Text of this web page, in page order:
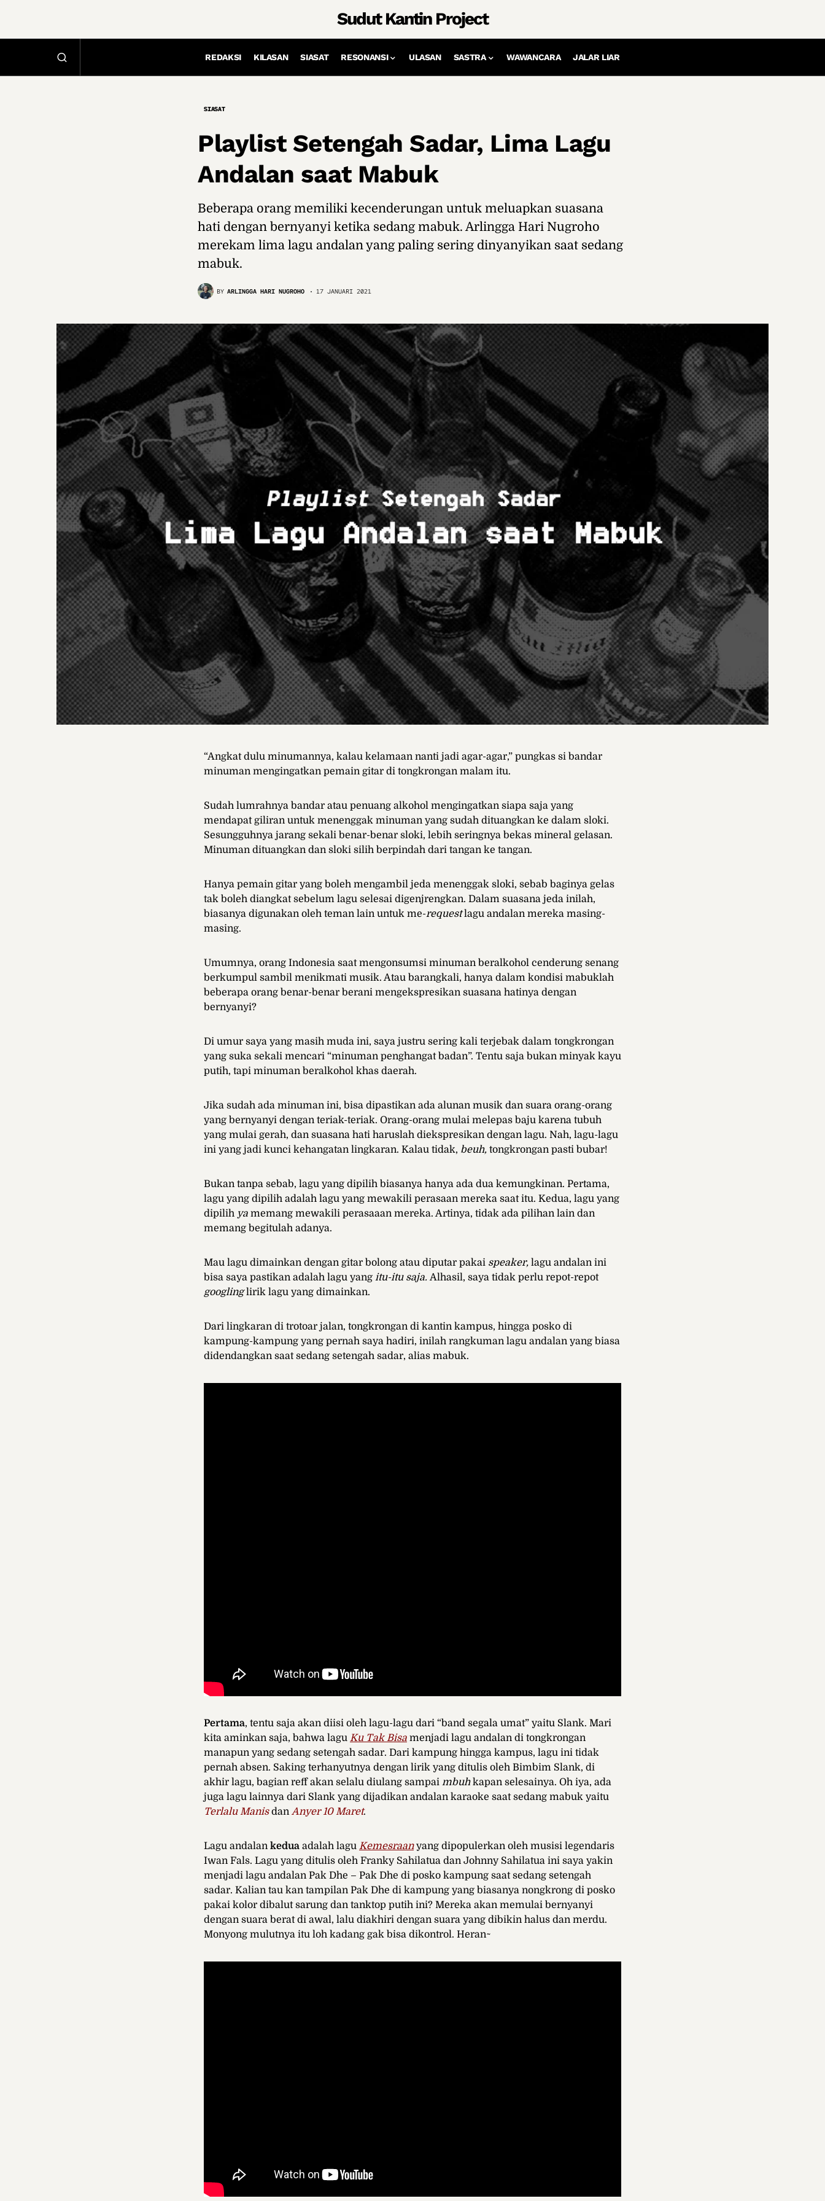
Sudut Kantin Project
REDAKSI KILASAN SIASAT RESONANSI ULASAN SASTRA WAWANCARA JALAR LIAR
SIASAT
Playlist Setengah Sadar, Lima Lagu
Andalan saat Mabuk
Beberapa orang memiliki kecenderungan untuk meluapkan suasana
hati dengan bernyanyi ketika sedang mabuk. Arlingga Hari Nugroho
merekam lima lagu andalan yang paling sering dinyanyikan saat sedang
mabuk.
BY ARLINGGA HARI NUGROHO 17 JANUARI 2021
“Angkat dulu minumannya, kalau kelamaan nanti jadi agar-agar,” pungkas si bandar
minuman mengingatkan pemain gitar di tongkrongan malam itu.
Sudah lumrahnya bandar atau penuang alkohol mengingatkan siapa saja yang
mendapat giliran untuk menenggak minuman yang sudah dituangkan ke dalam sloki.
Sesungguhnya jarang sekali benar-benar sloki, lebih seringnya bekas mineral gelasan.
Minuman dituangkan dan sloki silih berpindah dari tangan ke tangan.
Hanya pemain gitar yang boleh mengambil jeda menenggak sloki, sebab baginya gelas
tak boleh diangkat sebelum lagu selesai digenjrengkan. Dalam suasana jeda inilah,
biasanya digunakan oleh teman lain untuk me-requestlagu andalan mereka masing-
masing.
Umumnya, orang Indonesia saat mengonsumsi minuman beralkohol cenderung senang
berkumpul sambil menikmati musik. Atau barangkali, hanya dalam kondisi mabuklah
beberapa orang benar-benar berani mengekspresikan suasana hatinya dengan
bernyanyi?
Di umur saya yang masih muda ini, saya justru sering kali terjebak dalam tongkrongan
yang suka sekali mencari “minuman penghangat badan”. Tentu saja bukan minyak kayu
putih, tapi minuman beralkohol khas daerah.
Jika sudah ada minuman ini, bisa dipastikan ada alunan musik dan suara orang-orang
yang bernyanyi dengan teriak-teriak. Orang-orang mulai melepas baju karena tubuh
yang mulai gerah, dan suasana hati haruslah diekspresikan dengan lagu. Nah, lagu-lagu
ini yang jadi kunci kehangatan lingkaran. Kalau tidak, beuh, tongkrongan pasti bubar!
Bukan tanpa sebab, lagu yang dipilih biasanya hanya ada dua kemungkinan. Pertama,
lagu yang dipilih adalah lagu yang mewakili perasaan mereka saat itu. Kedua, lagu yang
dipilih ya memang mewakili perasaaan mereka. Artinya, tidak ada pilihan lain dan
memang begitulah adanya.
Mau lagu dimainkan dengan gitar bolong atau diputar pakai speaker, lagu andalan ini
bisa saya pastikan adalah lagu yang itu-itu saja. Alhasil, saya tidak perlu repot-repot
googlinglirik lagu yang dimainkan.
Dari lingkaran di trotoar jalan, tongkrongan di kantin kampus, hingga posko di
kampung-kampung yang pernah saya hadiri, inilah rangkuman lagu andalan yang biasa
didendangkan saat sedang setengah sadar, alias mabuk.
Pertama, tentu saja akan diisi oleh lagu-lagu dari “band segala umat” yaitu Slank. Mari
kita aminkan saja, bahwa lagu Ku Tak Bisa menjadi lagu andalan di tongkrongan
manapun yang sedang setengah sadar. Dari kampung hingga kampus, lagu ini tidak
pernah absen. Saking terhanyutnya dengan lirik yang ditulis oleh Bimbim Slank, di
akhir lagu, bagian reff akan selalu diulang sampai mbuhkapan selesainya. Oh iya, ada
juga lagu lainnya dari Slank yang dijadikan andalan karaoke saat sedang mabuk yaitu
Terlalu Manisdan Anyer 10 Maret.
Lagu andalan kedua adalah lagu Kemesraanyang dipopulerkan oleh musisi legendaris
Iwan Fals. Lagu yang ditulis oleh Franky Sahilatua dan Johnny Sahilatua ini saya yakin
menjadi lagu andalan Pak Dhe – Pak Dhe di posko kampung saat sedang setengah
sadar. Kalian tau kan tampilan Pak Dhe di kampung yang biasanya nongkrong di posko
pakai kolor dibalut sarung dan tanktop putih ini? Mereka akan memulai bernyanyi
dengan suara berat di awal, lalu diakhiri dengan suara yang dibikin halus dan merdu.
Monyong mulutnya itu loh kadang gak bisa dikontrol. Heran~